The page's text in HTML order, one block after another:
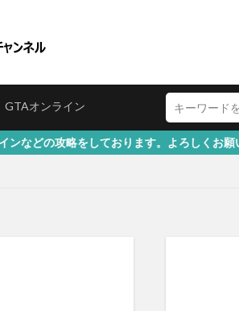
GTAオンライン
ております。よろしくお願いいたします(^^♪